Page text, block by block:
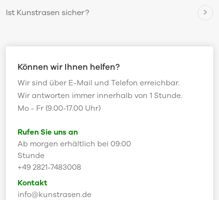
Ist Kunstrasen sicher?
Können wir Ihnen helfen?
Wir sind über E-Mail und Telefon erreichbar.
Wir antworten immer innerhalb von 1 Stunde.
Mo - Fr (9.00-17.00 Uhr)
Rufen Sie uns an
Ab morgen erhältlich bei 09:00
Stunde
+49 2821-7483008
Kontakt
info@kunstrasen.de